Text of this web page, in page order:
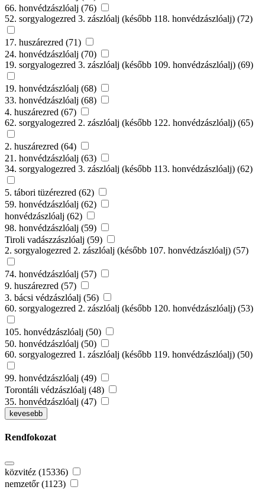
66. honvédzászlóalj (76)
52. sorgyalogezred 3. zászlóalj (később 118. honvédzászlóalj) (72)
17. huszárezred (71)
24. honvédzászlóalj (70)
19. sorgyalogezred 3. zászlóalj (később 109. honvédzászlóalj) (69)
19. honvédzászlóalj (68)
33. honvédzászlóalj (68)
4. huszárezred (67)
62. sorgyalogezred 2. zászlóalj (később 122. honvédzászlóalj) (65)
2. huszárezred (64)
21. honvédzászlóalj (63)
34. sorgyalogezred 3. zászlóalj (később 113. honvédzászlóalj) (62)
5. tábori tüzérezred (62)
59. honvédzászlóalj (62)
honvédzászlóalj (62)
98. honvédzászlóalj (59)
Tiroli vadászzászlóalj (59)
2. sorgyalogezred 2. zászlóalj (később 107. honvédzászlóalj) (57)
74. honvédzászlóalj (57)
9. huszárezred (57)
3. bácsi védzászlóalj (56)
60. sorgyalogezred 2. zászlóalj (később 120. honvédzászlóalj) (53)
105. honvédzászlóalj (50)
50. honvédzászlóalj (50)
60. sorgyalogezred 1. zászlóalj (később 119. honvédzászlóalj) (50)
99. honvédzászlóalj (49)
Torontáli védzászlóalj (48)
35. honvédzászlóalj (47)
kevesebb
Rendfokozat
közvitéz (15336)
nemzetőr (1123)